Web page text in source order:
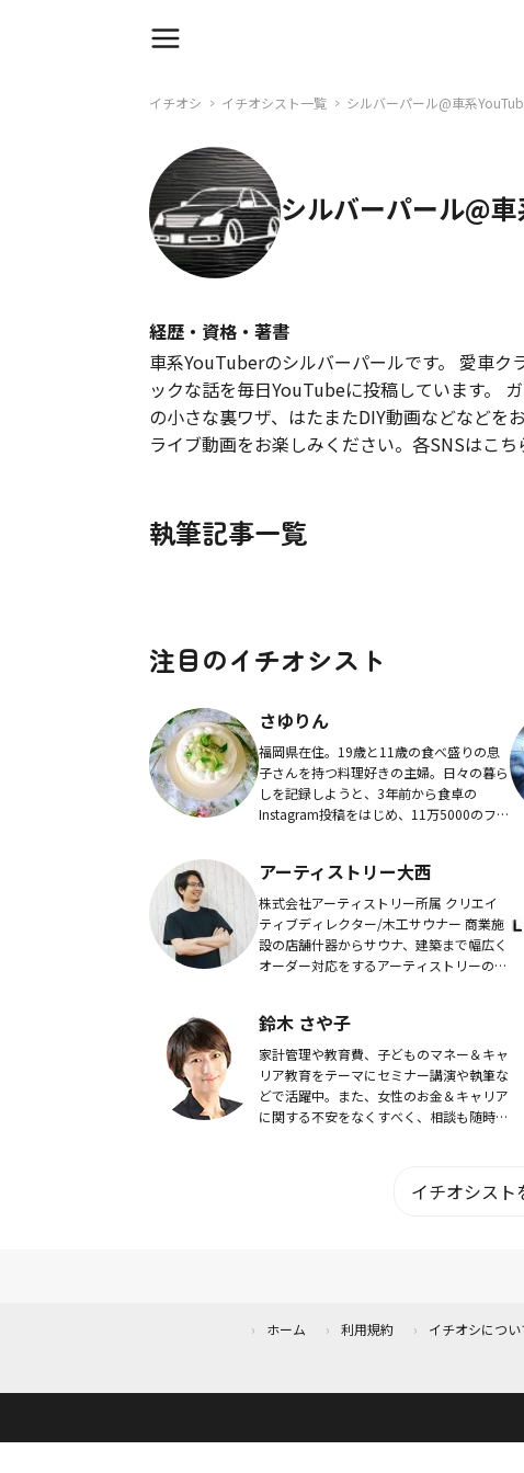
イチオシ イチオシスト一覧 シルバーパール@車系
シルバーパール@
経歴・資格・著書
車系YouTuberのシルバーパールです。 愛車
ックな話を毎日YouTubeに投稿しています。
の小さな裏ワザ、はたまたDIY動画などなどを
ライブ動画をお楽しみください。各SNSはこち
執筆記事一覧
注目のイチオシスト
さゆりん
福岡県在住。19歳と11歳の食べ盛りの息
子さんを持つ料理好きの主婦。日々の暮ら
しを記録しようと、3年前から食卓の
Instagram投稿をはじめ、11万5000のフォ
アーティストリー大西
株式会社アーティストリー所属 クリエイ
ティブディレクター/木工サウナー 商業施
設の店舗什器からサウナ、建築まで幅広く
オーダー対応をするアーティストリーの窓
鈴木 さや子
家計管理や教育費、子どものマネー＆キャ
リア教育をテーマにセミナー講演や執筆な
どで活躍中。また、女性のお金＆キャリア
に関する不安をなくすべく、相談も随時お
イチオシスト
ホーム 利用規約 イチオシについ